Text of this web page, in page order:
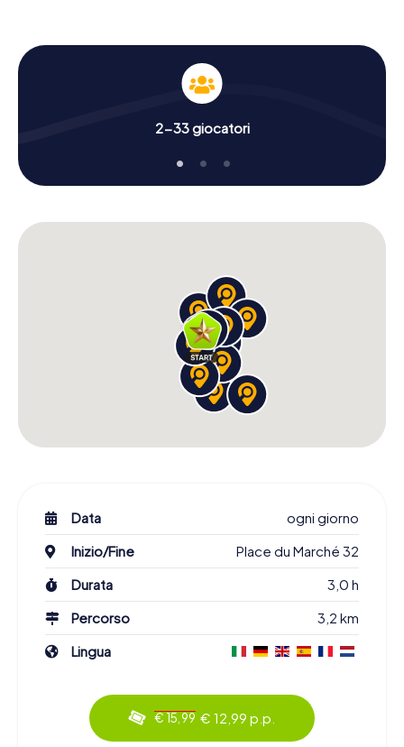
2-33 giocatori
Data
ogni giorno
Inizio/Fine
Place du Marché 32
Durata
3,0 h
Percorso
3,2 km
Lingua
€ 15,99 € 12,99 p.p.